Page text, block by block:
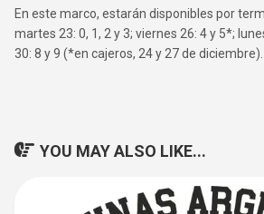
En este marco, estarán disponibles por
martes 23: 0, 1, 2 y 3; viernes 26: 4 y 5*;
30: 8 y 9 (*en cajeros, 24 y 27 de diciembre).
YOU MAY ALSO LIKE...